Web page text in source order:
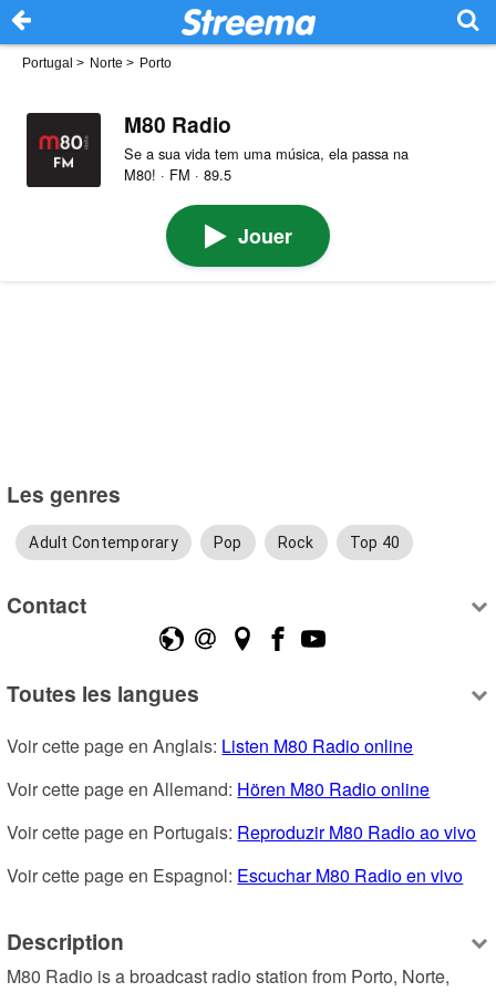
Portugal > Norte > Porto
M80 Radio
Se a sua vida tem uma música, ela passa na
M80! · FM · 89.5
Jouer
Les genres
Adult Contemporary Pop Rock Top 40
Contact
Toutes les langues
Voir cette page en Anglais: Listen M80 Radio online
Voir cette page en Allemand: Hören M80 Radio online
Voir cette page en Portugais: Reproduzir M80 Radio ao vivo
Voir cette page en Espagnol: Escuchar M80 Radio en vivo
Description
M80 Radio is a broadcast radio station from Porto, Norte,